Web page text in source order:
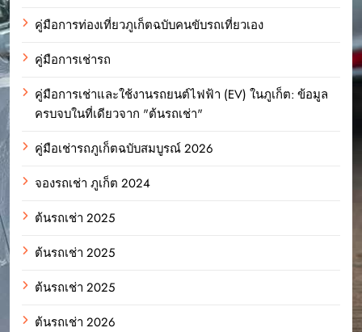
คู่มือการท่องเที่ยวภูเก็ตฉบับคนขับรถเที่ยวเอง
คู่มือการเช่ารถ
คู่มือการเช่าและใช้งานรถยนต์ไฟฟ้า (EV) ในภูเก็ต: ข้อมูล
ครบจบในที่เดียวจาก "ต้นรถเช่า"
คู่มือเช่ารถภูเก็ตฉบับสมบูรณ์ 2026
จองรถเช่า ภูเก็ต 2024
ต้นรถเช่า 2025
ต้นรถเช่า 2025
ต้นรถเช่า 2025
ต้นรถเช่า 2026